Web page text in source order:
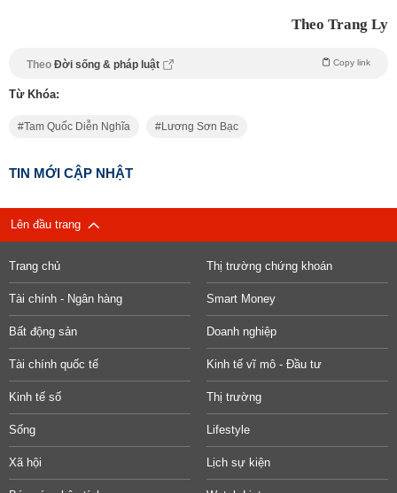
Theo Trang Ly
Theo Đời sống & pháp luật Copy link
Từ Khóa:
Tam Quốc Diễn Nghĩa Lương Sơn Bạc
TIN MỚI CẬP NHẬT
Lên đầu trang
Trang chủ Thị trường chứng khoán
Tài chính - Ngân hàng Smart Money
Bất động sản Doanh nghiệp
Tài chính quốc tế Kinh tế vĩ mô - Đầu tư
Kinh tế số Thị trường
Sống Lifestyle
Xã hội Lịch sự kiện